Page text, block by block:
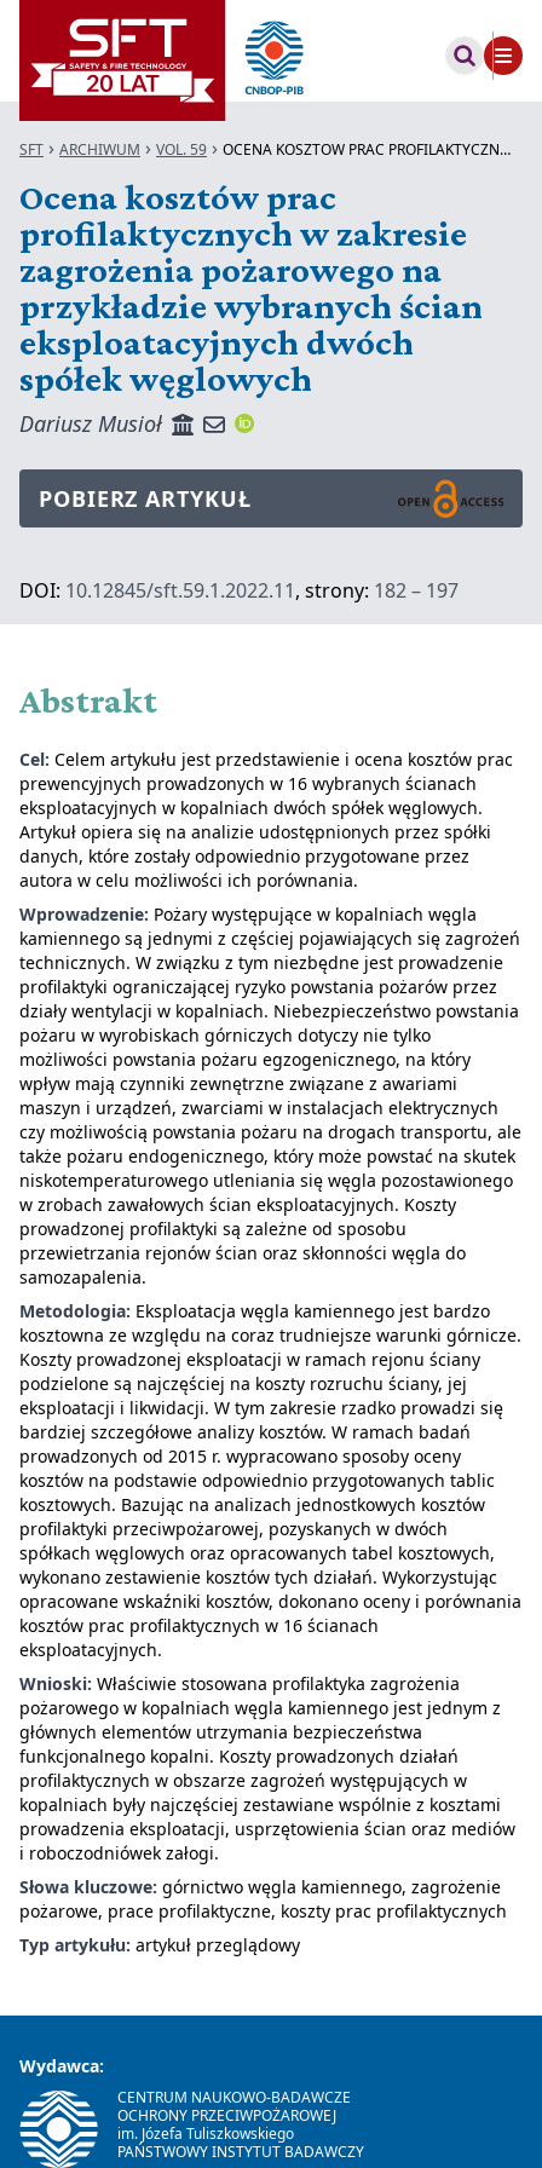
SFT ARCHIWUM VOL. 59 OCENA KOSZTÓW PRAC PROFILAKTYCZNYCH W...
Ocena kosztów prac
profilaktycznych w zakresie
zagrożenia pożarowego na
przykładzie wybranych ścian
eksploatacyjnych dwóch
spółek węglowych
Dariusz Musioł
POBIERZ ARTYKUŁ
DOI: 10.12845/sft.59.1.2022.11, strony: 182 – 197
Abstrakt
Cel: Celem artykułu jest przedstawienie i ocena kosztów prac
prewencyjnych prowadzonych w 16 wybranych ścianach
eksploatacyjnych w kopalniach dwóch spółek węglowych.
Artykuł opiera się na analizie udostępnionych przez spółki
danych, które zostały odpowiednio przygotowane przez
autora w celu możliwości ich porównania.
Wprowadzenie: Pożary występujące w kopalniach węgla
kamiennego są jednymi z częściej pojawiających się zagrożeń
technicznych. W związku z tym niezbędne jest prowadzenie
profilaktyki ograniczającej ryzyko powstania pożarów przez
działy wentylacji w kopalniach. Niebezpieczeństwo powstania
pożaru w wyrobiskach górniczych dotyczy nie tylko
możliwości powstania pożaru egzogenicznego, na który
wpływ mają czynniki zewnętrzne związane z awariami
maszyn i urządzeń, zwarciami w instalacjach elektrycznych
czy możliwością powstania pożaru na drogach transportu, ale
także pożaru endogenicznego, który może powstać na skutek
niskotemperaturowego utleniania się węgla pozostawionego
w zrobach zawałowych ścian eksploatacyjnych. Koszty
prowadzonej profilaktyki są zależne od sposobu
przewietrzania rejonów ścian oraz skłonności węgla do
samozapalenia.
Metodologia: Eksploatacja węgla kamiennego jest bardzo
kosztowna ze względu na coraz trudniejsze warunki górnicze.
Koszty prowadzonej eksploatacji w ramach rejonu ściany
podzielone są najczęściej na koszty rozruchu ściany, jej
eksploatacji i likwidacji. W tym zakresie rzadko prowadzi się
bardziej szczegółowe analizy kosztów. W ramach badań
prowadzonych od 2015 r. wypracowano sposoby oceny
kosztów na podstawie odpowiednio przygotowanych tablic
kosztowych. Bazując na analizach jednostkowych kosztów
profilaktyki przeciwpożarowej, pozyskanych w dwóch
spółkach węglowych oraz opracowanych tabel kosztowych,
wykonano zestawienie kosztów tych działań. Wykorzystując
opracowane wskaźniki kosztów, dokonano oceny i porównania
kosztów prac profilaktycznych w 16 ścianach
eksploatacyjnych.
Wnioski: Właściwie stosowana profilaktyka zagrożenia
pożarowego w kopalniach węgla kamiennego jest jednym z
głównych elementów utrzymania bezpieczeństwa
funkcjonalnego kopalni. Koszty prowadzonych działań
profilaktycznych w obszarze zagrożeń występujących w
kopalniach były najczęściej zestawiane wspólnie z kosztami
prowadzenia eksploatacji, usprzętowienia ścian oraz mediów
i roboczodniówek załogi.
Słowa kluczowe: górnictwo węgla kamiennego, zagrożenie
pożarowe, prace profilaktyczne, koszty prac profilaktycznych
Typ artykułu: artykuł przeglądowy
Wydawca:
CENTRUM NAUKOWO-BADAWCZE
OCHRONY PRZECIWPOŻAROWEJ
im. Józefa Tuliszkowskiego
PAŃSTWOWY INSTYTUT BADAWCZY